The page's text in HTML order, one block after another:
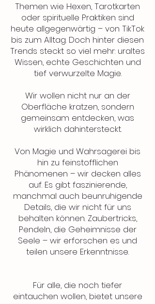
Themen wie Hexen, Tarotkarten
oder spirituelle Praktiken sind
heute allgegenwärtig – von TikTok
bis zum Alltag. Doch hinter diesen
Trends steckt so viel mehr: uraltes
Wissen, echte Geschichten und
tief verwurzelte Magie.
Wir wollen nicht nur an der
Oberfläche kratzen, sondern
gemeinsam entdecken, was
wirklich dahintersteckt.
Von Magie und Wahrsagerei bis
hin zu feinstofflichen
Phänomenen – wir decken alles
auf. Es gibt faszinierende,
manchmal auch beunruhigende
Details, die wir nicht für uns
behalten können. Zaubertricks,
Pendeln, die Geheimnisse der
Seele – wir erforschen es und
teilen unsere Erkenntnisse.
Für alle, die noch tiefer
eintauchen wollen, bietet unsere